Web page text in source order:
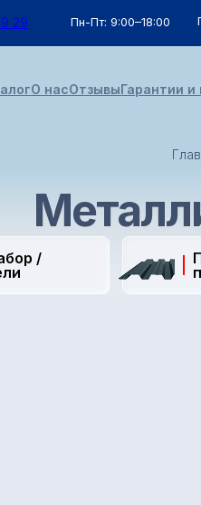
29 Пн-Пт: 9:00–18:00
О насОтзывыГарантии и
/